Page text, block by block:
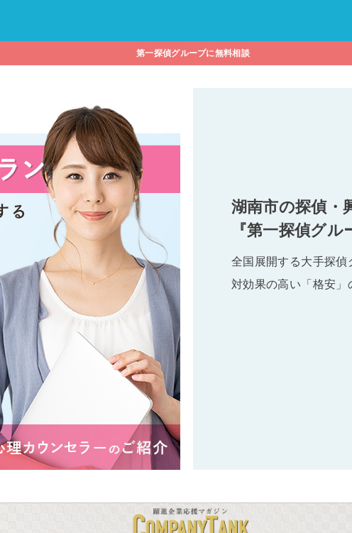
第一探偵グループに無料相談
湖南市の探偵・
『第一探偵グル
全国展開する大手探
対効果の高い「格安」